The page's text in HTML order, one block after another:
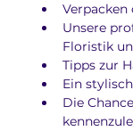
Unsere
Floristik
Tipps zur
Ein
Die